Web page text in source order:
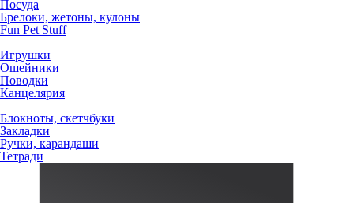
Посуда
Брелоки, жетоны, кулоны
Fun Pet Stuff
Игрушки
Ошейники
Поводки
Канцелярия
Блокноты, скетчбуки
Закладки
Ручки, карандаши
Тетради